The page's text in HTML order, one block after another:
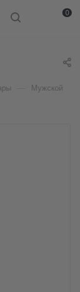
0
Мужской